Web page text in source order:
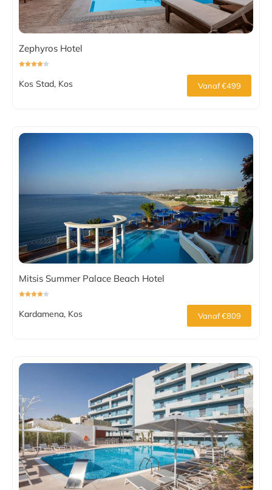
Zephyros Hotel
Kos Stad, Kos Vanaf €499
Mitsis Summer Palace Beach Hotel
Kardamena, Kos Vanaf €809